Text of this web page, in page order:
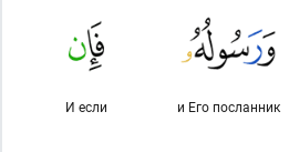
и Его посланник
И если